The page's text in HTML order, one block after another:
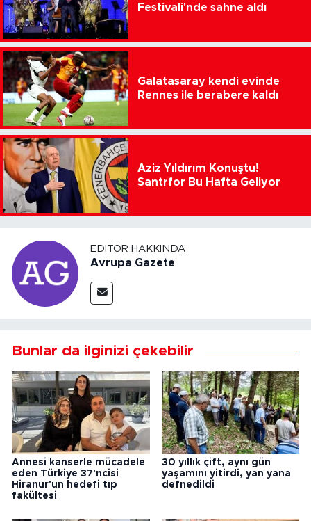
Festivali'nde sahne aldı
Galatasaray kendi evinde
Rennes ile berabere kaldı
Aziz Yıldırım Konuştu!
Santrfor Bu Hafta Geliyor
EDITÖR HAKKINDA
Avrupa Gazete
Bunlar da ilginizi çekebilir
Annesi kanserle mücadele
eden Türkiye 37'ncisi
Hiranur'un hedefi tıp
fakültesi
30 yıllık çift, aynı gün
yaşamını yitirdi, yan yana
defnedildi